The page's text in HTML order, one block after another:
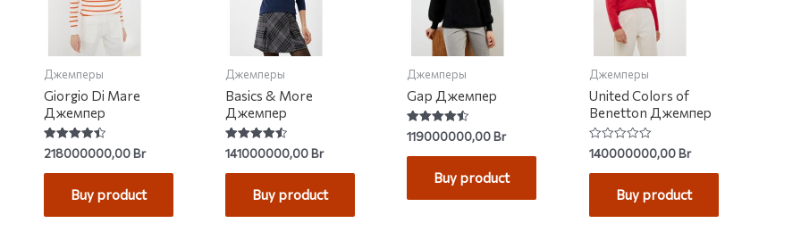
Джемперы
Giorgio Di Mare
Джемпер
Rated
4.50
out of 5
218000000,00Br
Buy product
Джемперы
Basics & More
Джемпер
Rated
4.55
out of 5
141000000,00Br
Buy product
Джемперы
Gap Джемпер
Rated
4.50
out of 5
119000000,00Br
Buy product
Джемперы
United Colors of
Benetton Джемпер
Rated
0
out
140000000,00Br
Buy product